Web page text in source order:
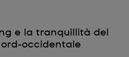
e la tranquillità del
occidentale